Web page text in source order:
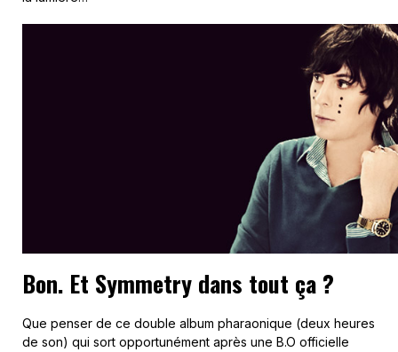
Bon. Et Symmetry dans tout ça ?
Que penser de ce double album pharaonique (deux heures
de son) qui sort opportunément après une B.O officielle